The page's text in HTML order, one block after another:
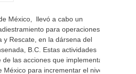
México, llevó a cabo un
para operaciones
y Rescate, en la dársena del
B.C. Estas actividades
las acciones que implementa
México para incrementar el nivel